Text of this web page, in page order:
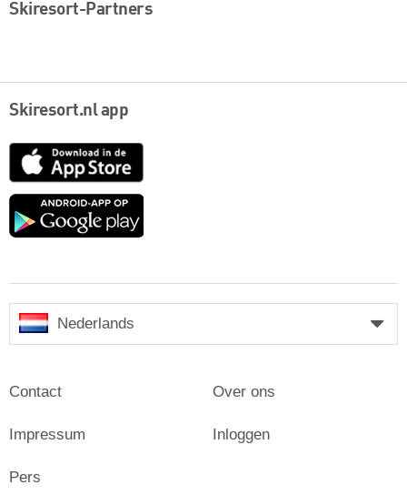
Skiresort-Partners
Skiresort.nl app
App
Google
Nederlands
Contact
Impressum
Pers
Over ons
Inloggen